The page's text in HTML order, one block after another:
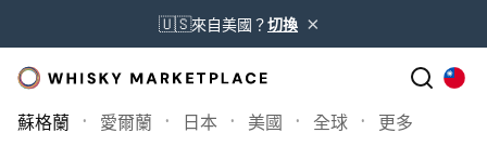
🇺🇸來自美國？切換 ×
蘇格蘭 愛爾蘭 日本 美國 全球 更多